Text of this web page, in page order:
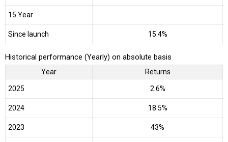
15 Year
Since launch 15.4%
Historical performance (Yearly) on absolute basis
Year Returns
2025 2.6%
2024 18.5%
2023 43%